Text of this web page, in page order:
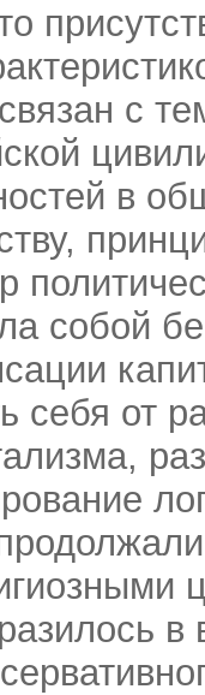
с
в
собой
себя от
в